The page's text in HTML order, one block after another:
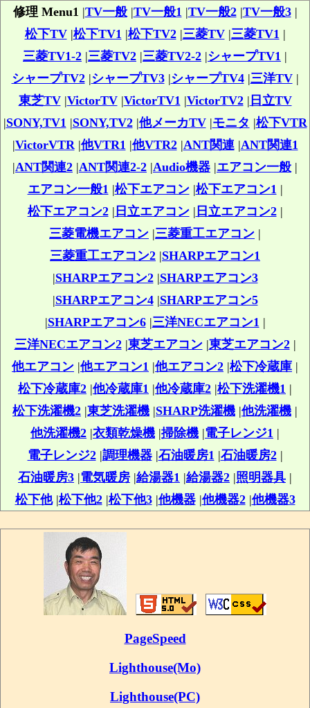
修理 Menu1 |TV一般|TV一般1 |TV一般2|TV一般3|
松下TV|松下TV1 |松下TV2|三菱TV|三菱TV1 |
三菱TV1-2 |三菱TV2 |三菱TV2-2 |シャープTV1 |
シャープTV2|シャープTV3|シャープTV4|三洋TV|
東芝TV|VictorTV|VictorTV1 |VictorTV2| 日立TV
|SONY,TV1 |SONY,TV2|他メーカTV|モニタ |松下VTR
|VictorVTR|他VTR1 |他VTR2|ANT関連|ANT関連1
|ANT関連2 |ANT関連2-2 |Audio機器 |エアコン一般 |
エアコン一般1 |松下エアコン|松下エアコン1 |
松下エアコン2| 日立エアコン| 日立エアコン2|
三菱電機エアコン |三菱重工エアコン |
三菱重工エアコン2 |SHARPエアコン1
|SHARPエアコン2|SHARPエアコン3
|SHARPエアコン4|SHARPエアコン5
|SHARPエアコン6|三洋NECエアコン1 |
三洋NECエアコン2|東芝エアコン|東芝エアコン2|
他エアコン |他エアコン1 |他エアコン2 |松下冷蔵庫 |
松下冷蔵庫2 |他冷蔵庫1 |他冷蔵庫2 |松下洗濯機1 |
松下洗濯機2 |東芝洗濯機 |SHARP洗濯機 |他洗濯機 |
他洗濯機2 |衣類乾燥機 |掃除機 |電子レンジ1 |
電子レンジ2|調理機器|石油暖房1 |石油暖房2|
石油暖房3 |電気暖房 |給湯器1 |給湯器2 |照明器具 |
松下他|松下他2|松下他3|他機器|他機器2|他機器3
PageSpeed
Lighthouse(Mo)
Lighthouse(PC)